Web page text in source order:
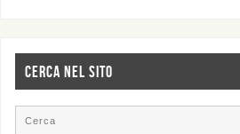
CERCA NEL SITO